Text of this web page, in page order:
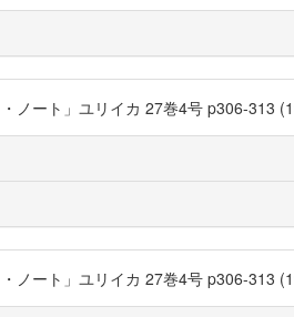
ノート」ユリイカ 27巻4号 p306-313
ノート」ユリイカ 27巻4号 p306-313